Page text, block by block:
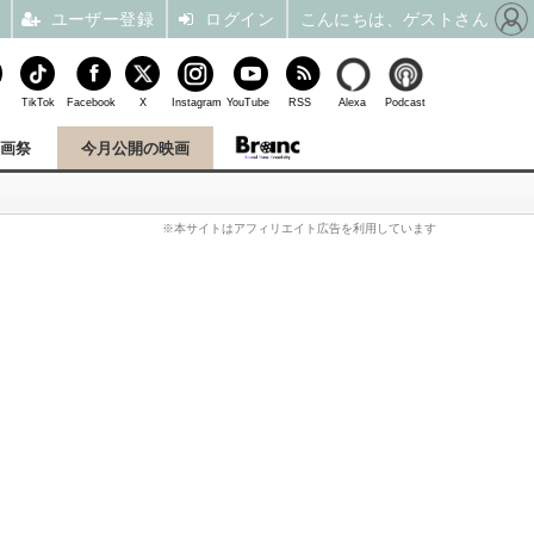
祭 今月公開の映画
※本サイトはアフィリエイト広告を利用しています
TikTok Facebook X Instagram YouTube RSS Alexa Podcast
ユーザー登録 ログイン こんにちは、ゲストさん